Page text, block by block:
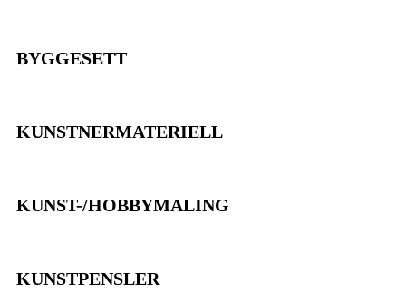
BYGGESETT
KUNSTNERMATERIELL
KUNST-/HOBBYMALING
KUNSTPENSLER